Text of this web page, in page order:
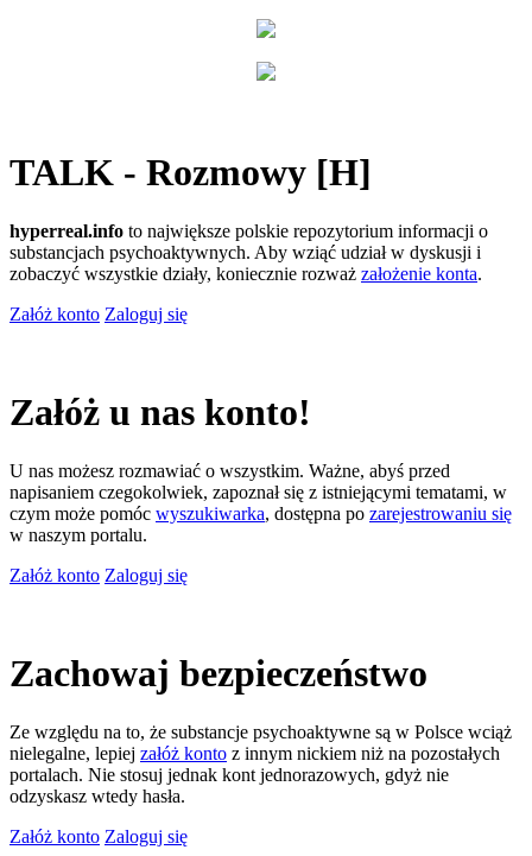
TALK - Rozmowy [H]
hyperreal.info to największe polskie repozytorium informacji o
substancjach psychoaktywnych. Aby wziąć udział w dyskusji i
zobaczyć wszystkie działy, koniecznie rozważ założenie konta.
Załóż konto Zaloguj się
Załóż u nas konto!
U nas możesz rozmawiać o wszystkim. Ważne, abyś przed
napisaniem czegokolwiek, zapoznał się z istniejącymi tematami, w
czym może pomóc wyszukiwarka, dostępna po zarejestrowaniu się
w naszym portalu.
Załóż konto Zaloguj się
Zachowaj bezpieczeństwo
Ze względu na to, że substancje psychoaktywne są w Polsce wciąż
nielegalne, lepiej załóż konto z innym nickiem niż na pozostałych
portalach. Nie stosuj jednak kont jednorazowych, gdyż nie
odzyskasz wtedy hasła.
Załóż konto Zaloguj się